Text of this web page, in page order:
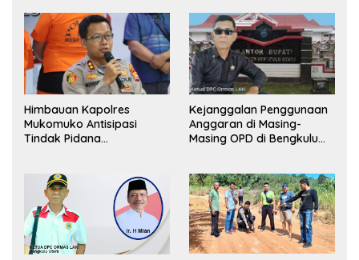
Himbauan Kapolres
Mukomuko Antisipasi
Tindak Pidana
Kejanggalan Penggunaan
Anggaran di Masing-
Masing OPD di Bengkulu